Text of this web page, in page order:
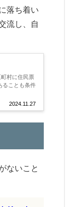
落ち着い
流し、自
2024.11.27
村に住民票
ることも条件
ないこと